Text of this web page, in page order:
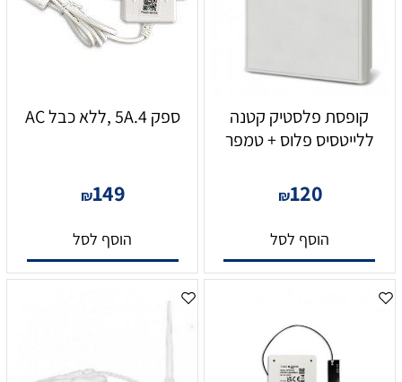
קופסת פלסטיק קטנה
ללייטסיס פלוס + טמפר
₪120
הוסף לסל
ספק 5A.4 ,ללא כבל AC
₪149
הוסף לסל